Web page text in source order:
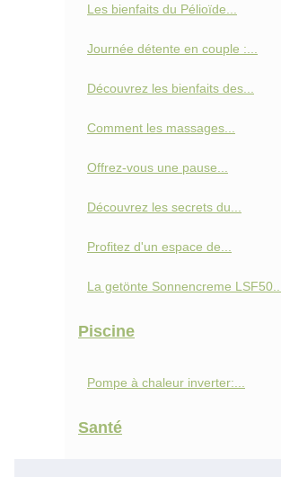
Les bienfaits du Pélioïde...
Journée détente en couple :...
Découvrez les bienfaits des...
Comment les massages...
Offrez-vous une pause...
Découvrez les secrets du...
Profitez d'un espace de...
La getönte Sonnencreme LSF50...
Piscine
Pompe à chaleur inverter:...
Santé